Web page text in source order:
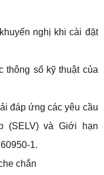
nghị khi cài đặt
thông số kỹ thuật của
đáp ứng các yêu cầu
(SELV) và Giới hạn
1.
chắn